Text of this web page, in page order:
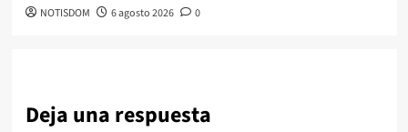
NOTISDOM 6 agosto 2026 0
Deja una respuesta